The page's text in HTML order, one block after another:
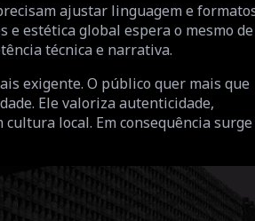
ajustar linguagem e
e estética global espera o mesmo de
técnica e narrativa.
exigente. O público quer mais que
Ele valoriza autenticidade,
local. Em consequência surge